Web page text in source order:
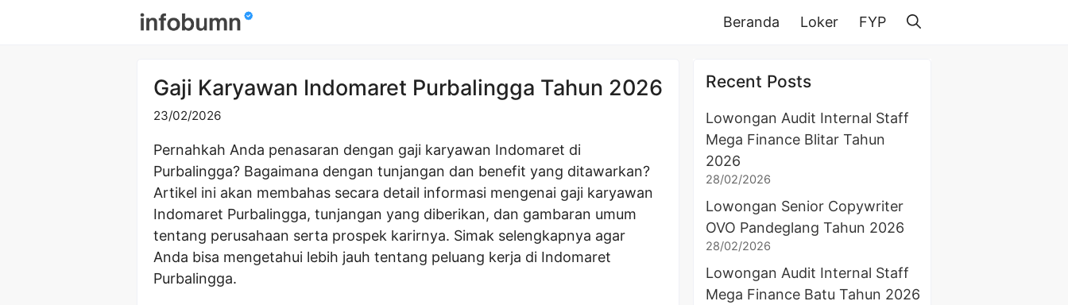
Beranda Loker FYP
Gaji Karyawan Indomaret Purbalingga Tahun 2026
23/02/2026
Pernahkah Anda penasaran dengan gaji karyawan Indomaret di
Purbalingga? Bagaimana dengan tunjangan dan benefit yang ditawarkan?
Artikel ini akan membahas secara detail informasi mengenai gaji karyawan
Indomaret Purbalingga, tunjangan yang diberikan, dan gambaran umum
tentang perusahaan serta prospek karirnya. Simak selengkapnya agar
Anda bisa mengetahui lebih jauh tentang peluang kerja di Indomaret
Purbalingga.
Recent Posts
Lowongan Audit Internal Staff
Mega Finance Blitar Tahun
2026
28/02/2026
Lowongan Senior Copywriter
OVO Pandeglang Tahun 2026
28/02/2026
Lowongan Audit Internal Staff
Mega Finance Batu Tahun 2026